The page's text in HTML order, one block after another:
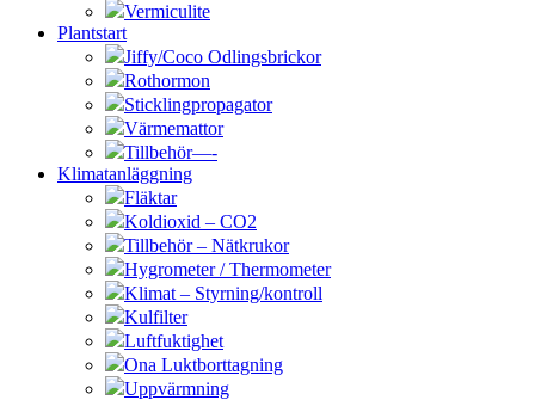
Vermiculite
Plantstart
Jiffy/Coco Odlingsbrickor
Rothormon
Sticklingpropagator
Värmemattor
Tillbehör—-
Klimatanläggning
Fläktar
Koldioxid – CO2
Tillbehör – Nätkrukor
Hygrometer / Thermometer
Klimat – Styrning/kontroll
Kulfilter
Luftfuktighet
Ona Luktborttagning
Uppvärmning